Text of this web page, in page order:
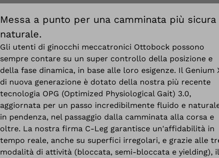
Messa a punto per una camminata più sicura
naturale.
Gli utenti di ginocchi meccatronici Ottobock possono
sempre contare su un super controllo della posizione e
della fase dinamica, in base alle loro esigenze. Il Genium
di nuova generazione è dotato della nostra più recente
tecnologia OPG (Optimized Physiological Gait) 3.0,
aggiornata per un passo incredibilmente fluido e
in pendenza, nel passaggio dalla camminata alla corsa e
oltre. La nostra firma C-Leg garantisce un'affidabilità in
tempo reale, anche su superfici irregolari, e grazie alle
modalità di attività (bloccata, semi-bloccata e yielding), il